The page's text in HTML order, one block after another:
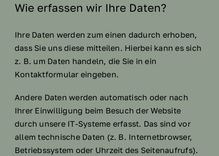
Wie erfassen wir Ihre Daten?
Ihre Daten werden zum einen dadurch erhoben,
dass Sie uns diese mitteilen. Hierbei kann es sich
z. B. um Daten handeln, die Sie in ein
Kontaktformular eingeben.
Andere Daten werden automatisch oder nach
Ihrer Einwilligung beim Besuch der Website
durch unsere IT-Systeme erfasst. Das sind vor
allem technische Daten (z. B. Internetbrowser,
Betriebssystem oder Uhrzeit des Seitenaufrufs).